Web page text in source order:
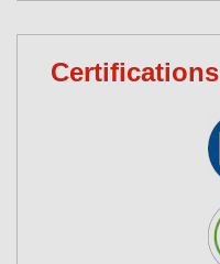
Certifications